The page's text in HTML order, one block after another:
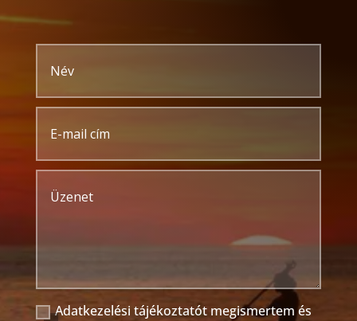
Adatkezelési tájékoztatót megismertem és